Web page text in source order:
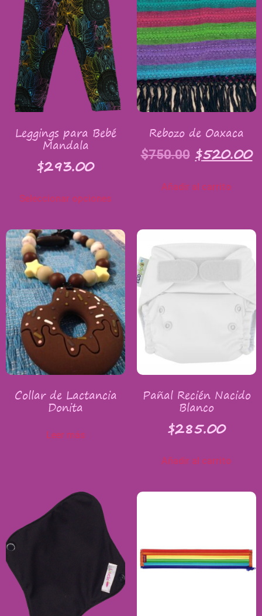
Leggings para Bebé
Mandala
$293.00
Seleccionar opciones
Rebozo de Oaxaca
$750.00 $520.00
Añadir al carrito
Collar de Lactancia
Donita
Leer más
Pañal Recién Nacido
Blanco
$285.00
Añadir al carrito